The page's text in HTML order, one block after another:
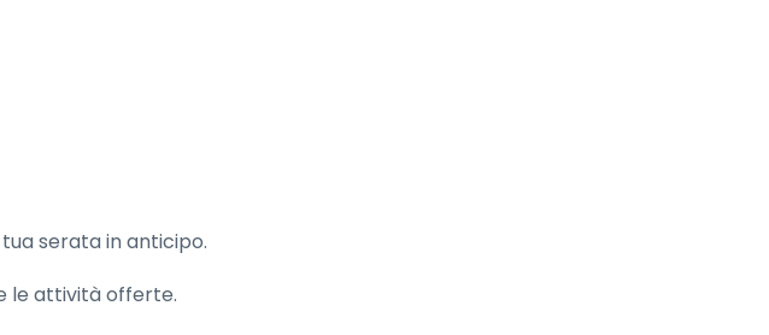
serata in anticipo.
le attività offerte.